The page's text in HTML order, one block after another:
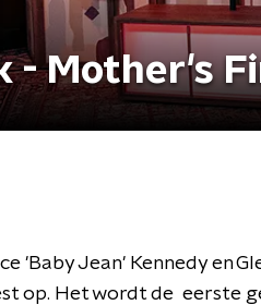
- Mother's
'Baby Jean' Kennedy en
op. Het wordt de eerste